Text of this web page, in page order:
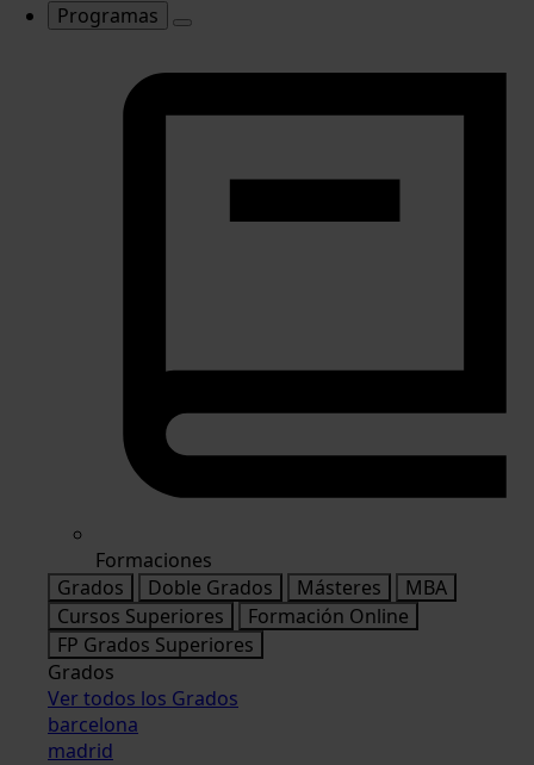
Programas
Formaciones
Grados
Doble Grados Másteres
MBA
Cursos Superiores
Formación Online
FP Grados Superiores
Grados
Ver todos los Grados
barcelona
madrid